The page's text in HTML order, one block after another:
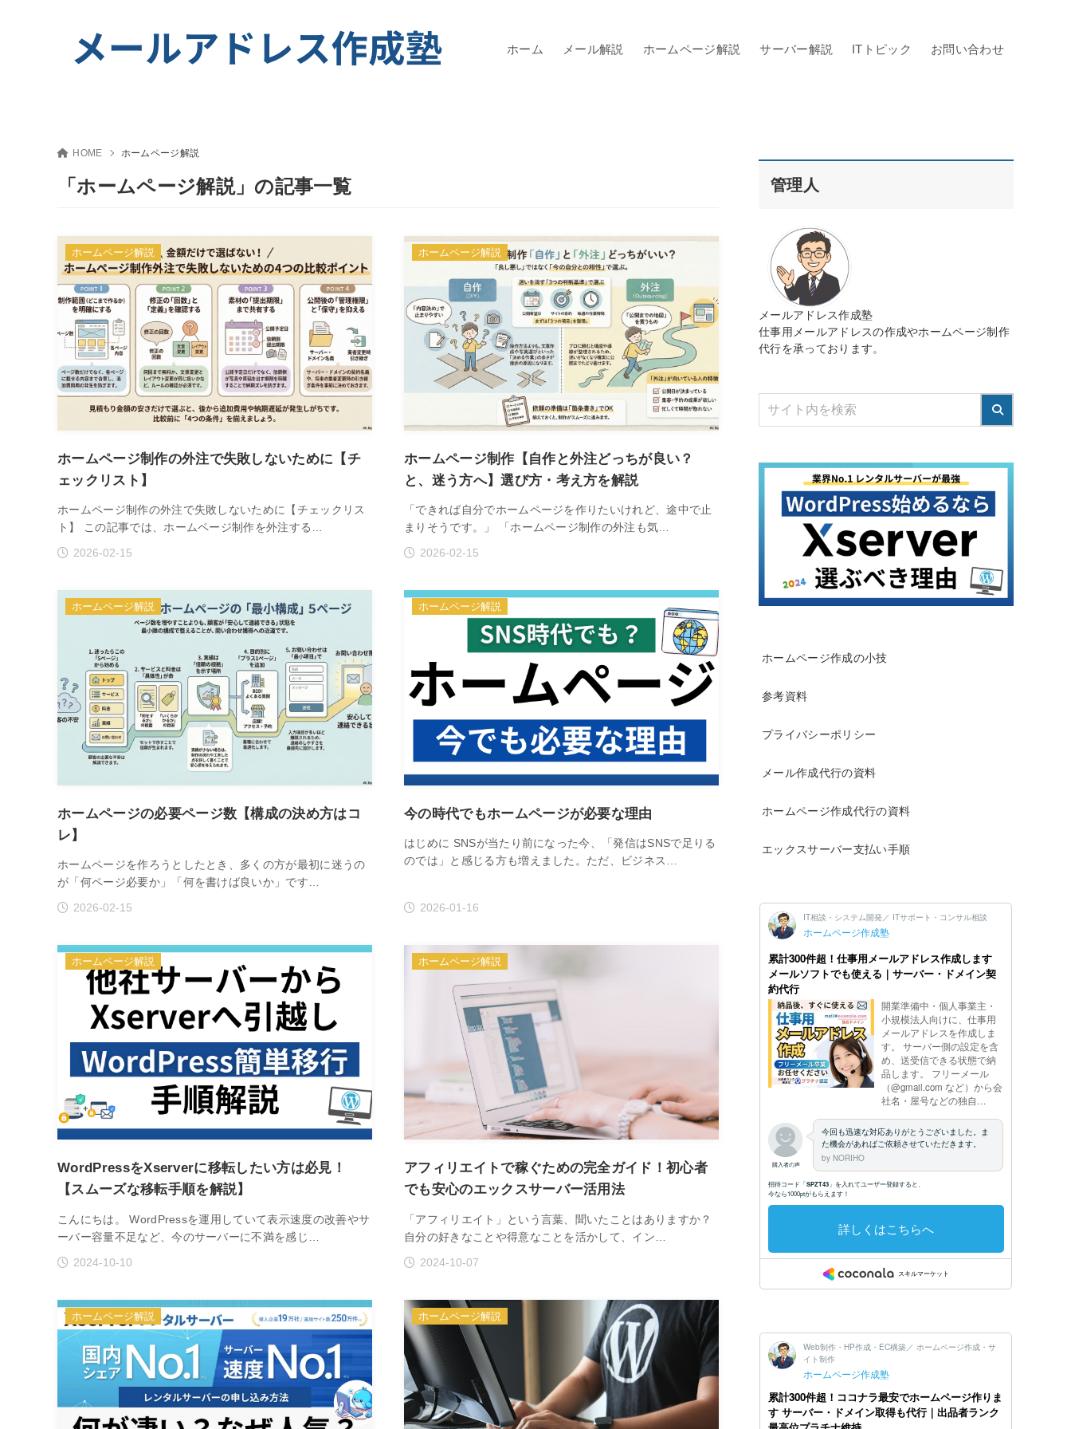
ホーム メール解説 ホームページ解説 サーバー解説 ITトピック お問い合わせ
HOME ホームページ解説
「ホームページ解説」の記事一覧
ホームページ制作の外注で失敗しないために【チ
ェックリスト】
ホームページ制作の外注で失敗しないために【チェックリス
ト】 この記事では、ホームページ制作を外注する…
2026-02-15
ホームページ解説
ホームページ制作【自作と外注どっちが良い？
と、迷う方へ】選び方・考え方を解説
「できれば自分でホームページを作りたいけれど、途中で止
まりそうです。」 「ホームページ制作の外注も気…
2026-02-15
ホームページ解説
ホームページの必要ページ数【構成の決め方はコ
レ】
ホームページを作ろうとしたとき、多くの方が最初に迷うの
が「何ページ必要か」「何を書けば良いか」です…
2026-02-15
ホームページ解説
今の時代でもホームページが必要な理由
はじめに SNSが当たり前になった今、「発信はSNSで足りる
のでは」と感じる方も増えました。ただ、ビジネス…
2026-01-16
ホームページ解説
WordPressをXserverに移転したい方は必見！
【スムーズな移転手順を解説】
こんにちは。 WordPressを運用していて表示速度の改善やサ
ーバー容量不足など、今のサーバーに不満を感じ…
2024-10-10
ホームページ解説
アフィリエイトで稼ぐための完全ガイド！初心者
でも安心のエックスサーバー活用法
「アフィリエイト」という言葉、聞いたことはありますか？
自分の好きなことや得意なことを活かして、イン…
2024-10-07
ホームページ解説
ホームページ解説 ホームページ解説
管理人
メールアドレス作成塾
仕事用メールアドレスの作成やホームページ制作
代行を承っております。
ホームページ作成の小技
参考資料
プライバシーポリシー
メール作成代行の資料
ホームページ作成代行の資料
エックスサーバー支払い手順